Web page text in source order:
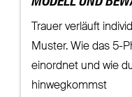
Trauer verläuft
Muster. Wie das 5-
einordnet und wie
hinwegkommst